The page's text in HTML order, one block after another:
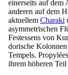
einerseits auf dem
anderen auf dem
aktuellem Charaki
asymmetrischen
Festessens von
dorische Kolonnen
Tempels.
ihrem höheren Teil